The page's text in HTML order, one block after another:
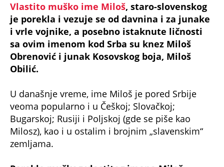
Vlastito muško ime Miloš, staro-slovenskog
je porekla i vezuje se od davnina i za junake
i vrle vojnike, a posebno istaknute ličnosti
sa ovim imenom kod Srba su knez Miloš
Obrenović i junak Kosovskog boja, Miloš
Obilić.
U današnje vreme, ime Miloš je pored Srbije
veoma popularno i u Češkoj; Slovačkoj;
Bugarskoj; Rusiji i Poljskoj (gde se piše kao
Milosz), kao i u ostalim i brojnim „slavenskim“
zemljama.